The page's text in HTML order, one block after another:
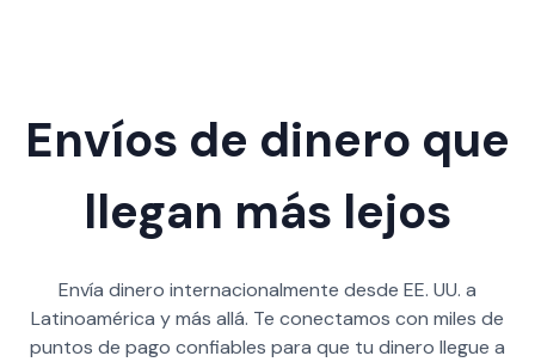
Envíos de dinero que
llegan más lejos
Envía dinero internacionalmente desde EE. UU. a
Latinoamérica y más allá. Te conectamos con miles de
puntos de pago confiables para que tu dinero llegue a